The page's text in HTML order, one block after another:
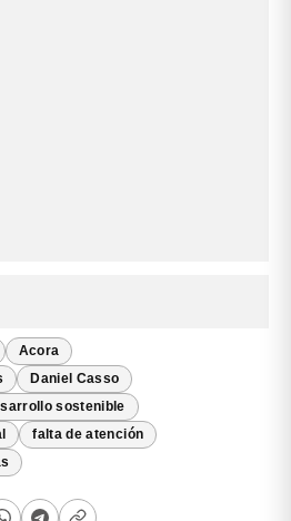
Acora
Daniel Casso
sostenible
falta de atención